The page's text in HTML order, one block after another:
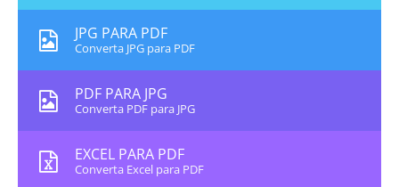
JPG PARA PDF
Converta JPG para PDF
PDF PARA JPG
Converta PDF para JPG
EXCEL PARA PDF
Converta Excel para PDF